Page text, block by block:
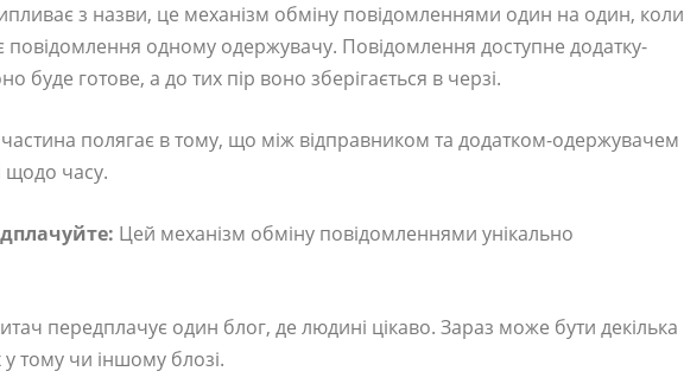
з назви, це механізм обміну повідомленнями один на один, коли
повідомлення одному одержувачу. Повідомлення доступне додатку-
буде готове, а до тих пір воно зберігається в черзі.
полягає в тому, що між відправником та додатком-одержувачем
щодо часу.
Цей механізм обміну повідомленнями унікально
передплачує один блог, де людині цікаво. Зараз може бути декілька
тому чи іншому блозі.